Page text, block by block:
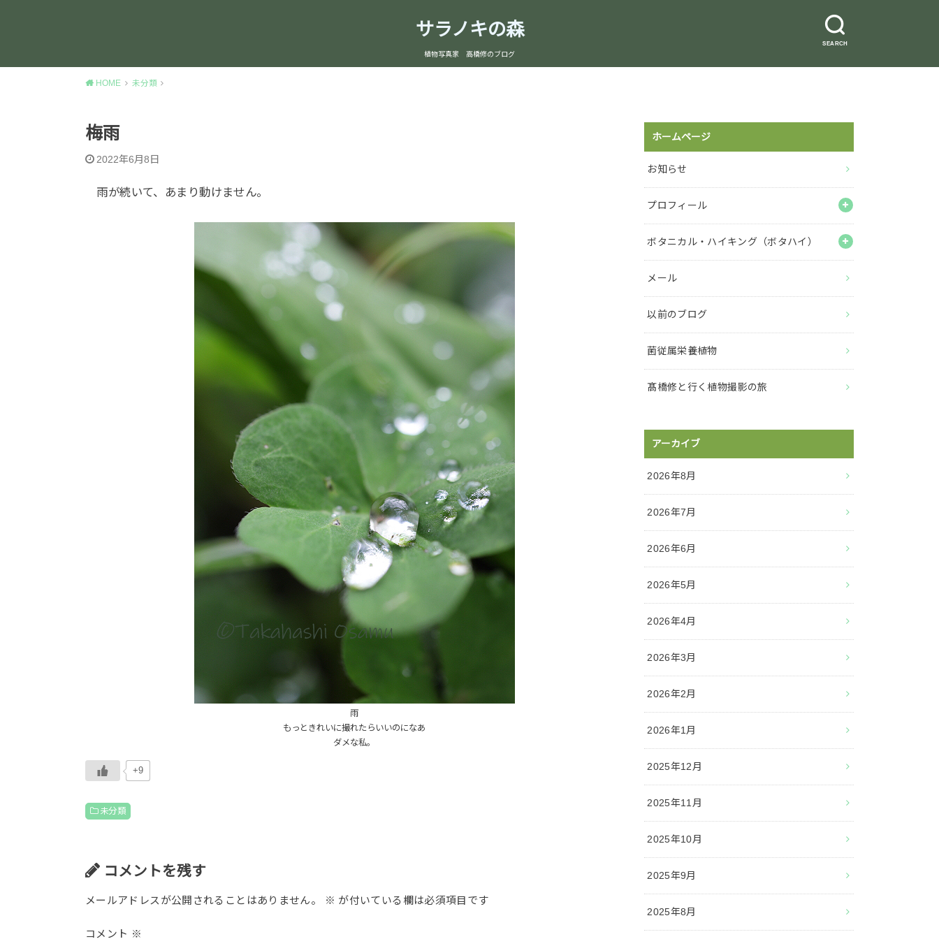
SEARCH
サラノキの森
植物写真家 高橋修のブログ
HOME 未分類
梅雨
2022年6月8日
雨が続いて、あまり動けません。
雨
もっときれいに撮れたらいいのになあ
ダメな私。
+9
未分類
コメントを残す
メールアドレスが公開されることはありません。 ※ が付いている欄は必須項目です
コメント ※
ホームページ
お知らせ
プロフィール
ボタニカル・ハイキング（ボタハイ）
メール
以前のブログ
菌従属栄養植物
髙橋修と行く植物撮影の旅
アーカイブ
2026年8月
2026年7月
2026年6月
2026年5月
2026年4月
2026年3月
2026年2月
2026年1月
2025年12月
2025年11月
2025年10月
2025年9月
2025年8月